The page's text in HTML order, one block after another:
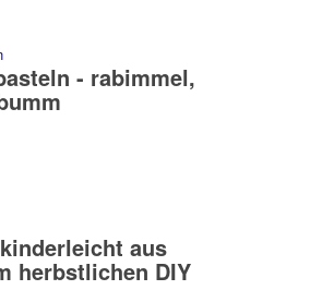
- rabimmel,
aus
herbstlichen DIY